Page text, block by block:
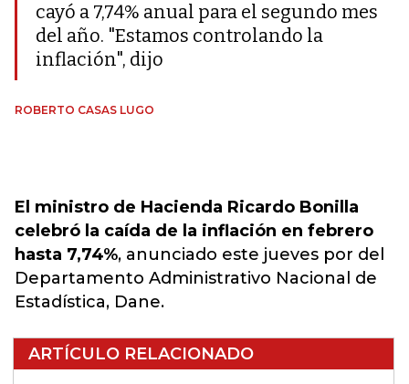
cayó a 7,74% anual para el segundo mes
del año. "Estamos controlando la
inflación", dijo
ROBERTO CASAS LUGO
El ministro de Hacienda Ricardo Bonilla
celebró la caída de la inflación en febrero
hasta 7,74%, anunciado este jueves por del
Departamento Administrativo Nacional de
Estadística, Dane.
ARTÍCULO RELACIONADO